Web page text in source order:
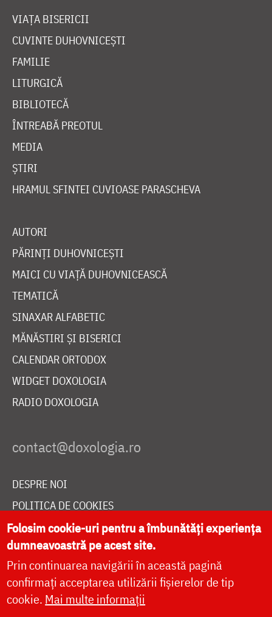
VIAȚA BISERICII
CUVINTE DUHOVNICEȘTI
FAMILIE
LITURGICĂ
BIBLIOTECĂ
ÎNTREABĂ PREOTUL
MEDIA
ȘTIRI
HRAMUL SFINTEI CUVIOASE PARASCHEVA
AUTORI
PĂRINȚI DUHOVNICEȘTI
MAICI CU VIAȚĂ DUHOVNICEASCĂ
TEMATICĂ
SINAXAR ALFABETIC
MĂNĂSTIRI ȘI BISERICI
CALENDAR ORTODOX
WIDGET DOXOLOGIA
RADIO DOXOLOGIA
DESPRE NOI
POLITICA DE COOKIES
DONEAZĂ ONLINE PENTRU CATEDRALA NAȚIONALĂ
LIVE
Folosim cookie-uri pentru a îmbunătăți experiența
dumneavoastră pe acest site.
Prin continuarea navigării în această pagină
confirmați acceptarea utilizării fișierelor de tip
cookie. Mai multe informații